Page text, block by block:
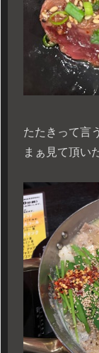
たたきって言
まぁ見て頂い